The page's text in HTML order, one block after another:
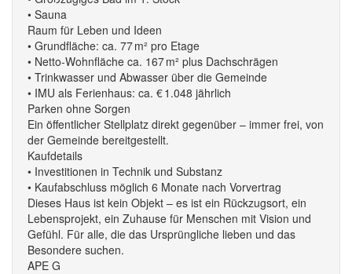
• Sauna
Raum für Leben und Ideen
• Grundfläche: ca. 77 m² pro Etage
• Netto-Wohnfläche ca. 167 m² plus Dachschrägen
• Trinkwasser und Abwasser über die Gemeinde
• IMU als Ferienhaus: ca. € 1.048 jährlich
Parken ohne Sorgen
Ein öffentlicher Stellplatz direkt gegenüber – immer frei, von
der Gemeinde bereitgestellt.
Kaufdetails
• Investitionen in Technik und Substanz
• Kaufabschluss möglich 6 Monate nach Vorvertrag
Dieses Haus ist kein Objekt – es ist ein Rückzugsort, ein
Lebensprojekt, ein Zuhause für Menschen mit Vision und
Gefühl. Für alle, die das Ursprüngliche lieben und das
Besondere suchen.
APE G